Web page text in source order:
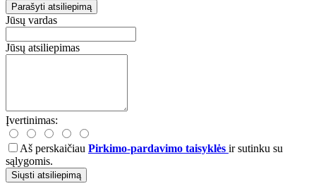
Parašyti atsiliepimą
Jūsų vardas
Jūsų atsiliepimas
Įvertinimas:
Aš perskaičiau Pirkimo-pardavimo taisyklės ir sutinku su
sąlygomis.
Siųsti atsiliepimą